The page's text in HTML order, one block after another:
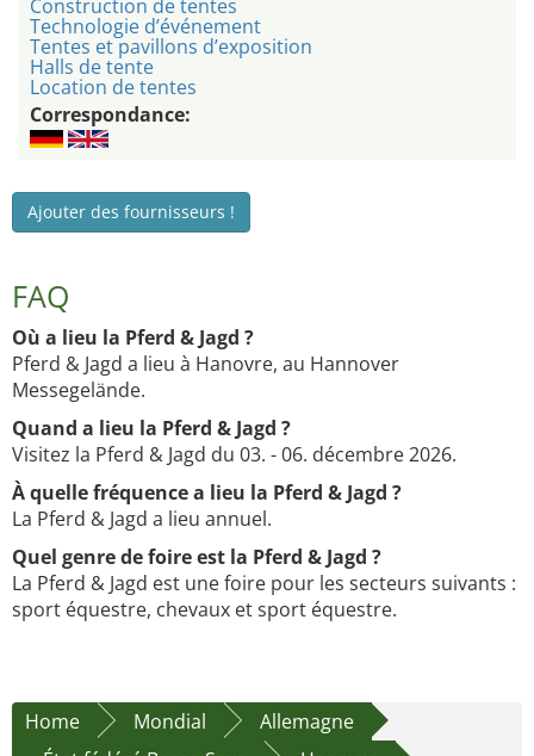
Construction de tentes
Technologie d’événement
Tentes et pavillons d’exposition
Halls de tente
Location de tentes
Correspondance:
Ajouter des fournisseurs !
FAQ
Où a lieu la Pferd & Jagd ?
Pferd & Jagd a lieu à Hanovre, au Hannover
Messegelände.
Quand a lieu la Pferd & Jagd ?
Visitez la Pferd & Jagd du 03. - 06. décembre 2026.
À quelle fréquence a lieu la Pferd & Jagd ?
La Pferd & Jagd a lieu annuel.
Quel genre de foire est la Pferd & Jagd ?
La Pferd & Jagd est une foire pour les secteurs suivants :
sport équestre, chevaux et sport équestre.
Home Mondial
Allemagne